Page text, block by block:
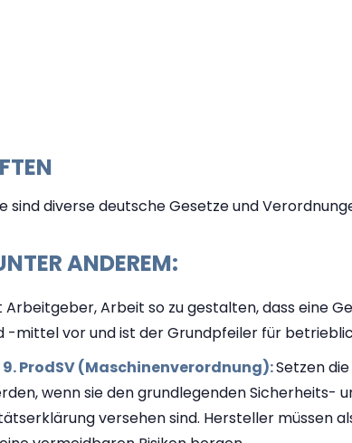
diverse deutsche Gesetze und
ANDEREM:
Arbeit so zu gestalten, dass eine
mittel vor und ist der Grundpfeiler für
ProdSV (Maschinenverordnung):Setzen
wenn sie den grundlegenden
versehen sind. Hersteller müssen